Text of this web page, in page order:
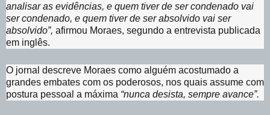
analisar as evidências, e quem tiver de ser condenado vai
ser condenado, e quem tiver de ser absolvido vai ser
absolvido”, afirmou Moraes, segundo a entrevista publicada
em inglês.
O jornal descreve Moraes como alguém acostumado a
grandes embates com os poderosos, nos quais assume com
postura pessoal a máxima “nunca desista, sempre avance”.